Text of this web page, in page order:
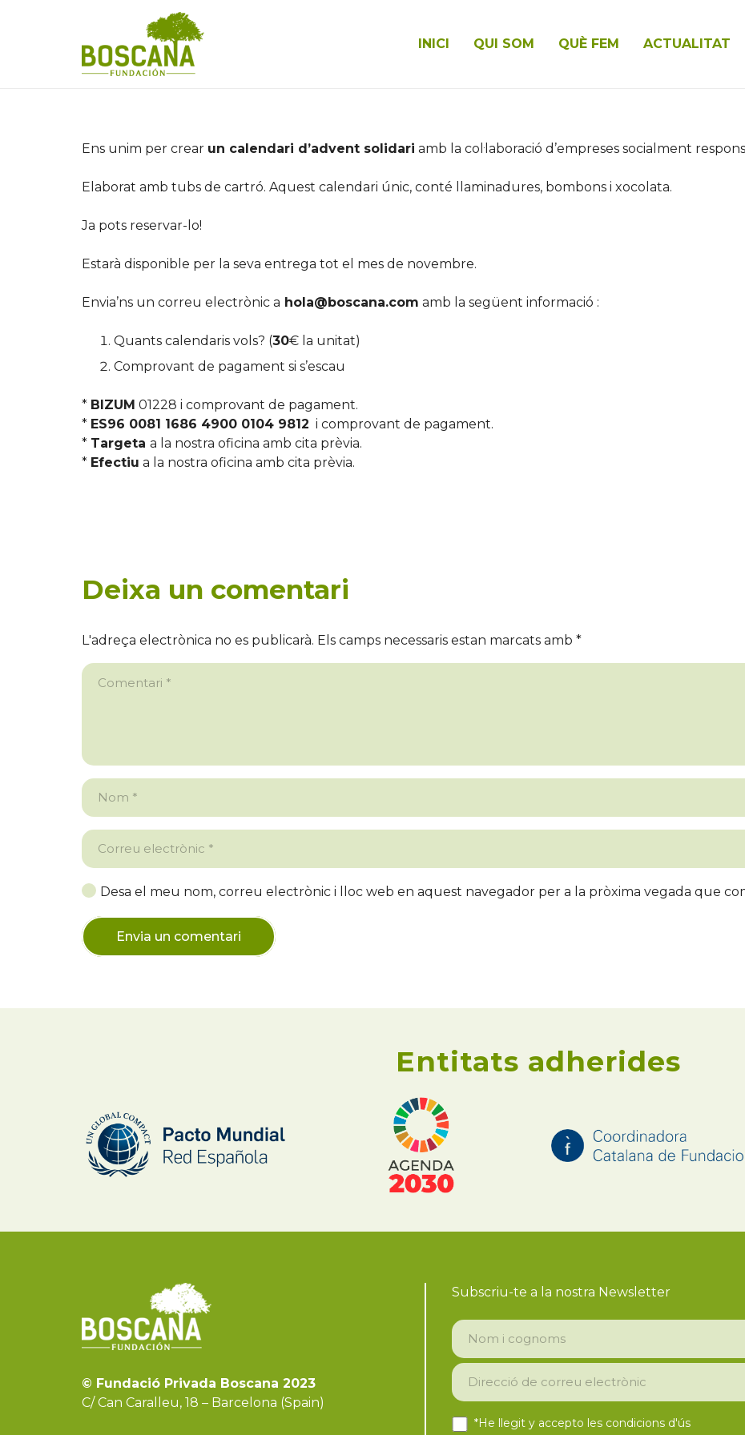
INICI QUI SOM QUÈ FEM ACTUALITAT
Ens unim per crear un calendari d’advent solidari amb la col·laboració d’empreses socialment
Elaborat amb tubs de cartró. Aquest calendari únic, conté llaminadures, bombons i xocolata.
Ja pots reservar-lo!
Estarà disponible per la seva entrega tot el mes de novembre.
Envia’ns un correu electrònic a hola@boscana.com amb la següent informació :
Quants calendaris vols? (30€ la unitat)
Comprovant de pagament si s’escau
* BIZUM 01228 i comprovant de pagament.
* ES96 0081 1686 4900 0104 9812 i comprovant de pagament.
* Targeta a la nostra oficina amb cita prèvia.
* Efectiu a la nostra oficina amb cita prèvia.
Deixa un comentari
L'adreça electrònica no es publicarà. Els camps necessaris estan marcats amb *
Desa el meu nom, correu electrònic i lloc web en aquest navegador per a la pròxima vegada que
Envia un comentari
Entitats adherides
© Fundació Privada Boscana 2023
C/ Can Caralleu, 18 – Barcelona (Spain)
Subscriu-te a la nostra Newsletter
*He llegit y accepto les condicions d'ús